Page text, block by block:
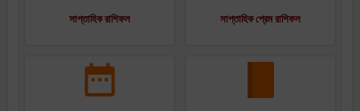
সাপ্তাহিক রাশিফল সাপ্তাহিক প্রেম রাশিফল